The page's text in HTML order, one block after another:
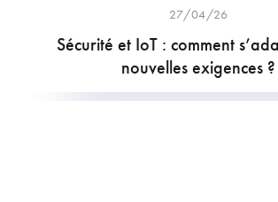
27/04/26
Sécurité et IoT : comment
nouvelles exigences ?